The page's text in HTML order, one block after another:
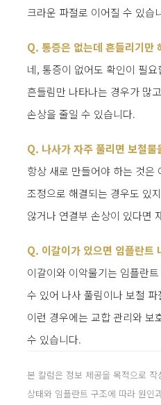
크라운 파절로 이어질 수 있습
Q. 통증은 없는데 흔들리기만
네, 통증이 없어도 확인이 필
흔들림만 나타나는 경우가 많
손상을 줄일 수 있습니다.
Q. 나사가 자주 풀리면 보철
항상 새로 만들어야 하는 것은
조정으로 해결되는 경우도 있
않거나 연결부 손상이 있다면
Q. 이갈이가 있으면 임플란트
이갈이와 이악물기는 임플란
수 있어 나사 풀림이나 보철
이런 경우에는 교합 관리와 보
수 있습니다.
본 칼럼은 정보 제공을 목적으로
상태와 임플란트 구조에 따라 원인